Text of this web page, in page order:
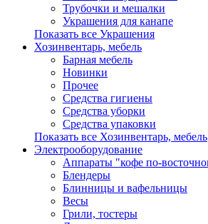
Трубочки и мешалки
Украшения для канапе
Показать все Украшения
Хозинвентарь, мебель
Барная мебель
Новинки
Прочее
Средства гигиены
Средства уборки
Средства упаковки
Показать все Хозинвентарь, мебель
Электрооборудование
Аппараты "кофе по-
Блендеры
Блинницы и вафельницы
Весы
Грили, тостеры